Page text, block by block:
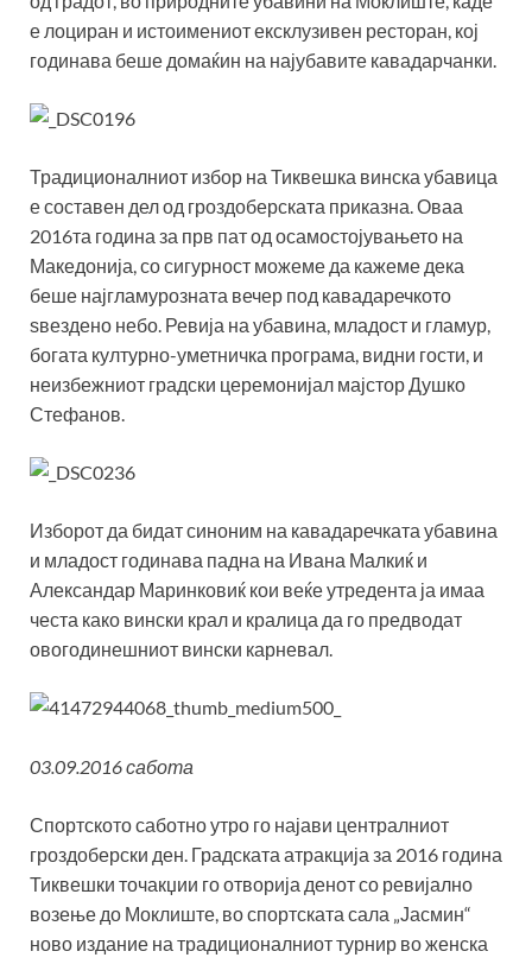
е лоциран и истоимениот ексклузивен ресторан, кој
годинава беше домаќин на најубавите кавадарчанки.
Традиционалниот избор на Тиквешка винска убавица
е составен дел од гроздоберската приказна. Оваа
2016та година за прв пат од осамостојувањето на
Македонија, со сигурност можеме да кажеме дека
беше најгламурозната вечер под кавадаречкото
ѕвездено небо. Ревија на убавина, младост и гламур,
богата културно-уметничка програма, видни гости, и
неизбежниот градски церемонијал мајстор Душко
Стефанов.
Изборот да бидат синоним на кавадаречката убавина
и младост годинава падна на Ивана Малкиќ и
Александар Маринковиќ кои веќе утредента ја имаа
честа како вински крал и кралица да го предводат
овогодинешниот вински карневал.
03.09.2016 сабота
Спортското саботно утро го најави централниот
гроздоберски ден. Градската атракција за 2016 година
Тиквешки точакџии го отворија денот со ревијално
возење до Моклиште, во спортската сала „Јасмин“
ново издание на традиционалниот турнир во женска